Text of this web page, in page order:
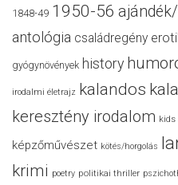
1848-49 1950-56
antológia családregény
gyógynövények history
irodalmi életrajz kalandos
keresztény irodalom kids
képzőművészet kötés/horgolás
krimi poetry politikai thriller